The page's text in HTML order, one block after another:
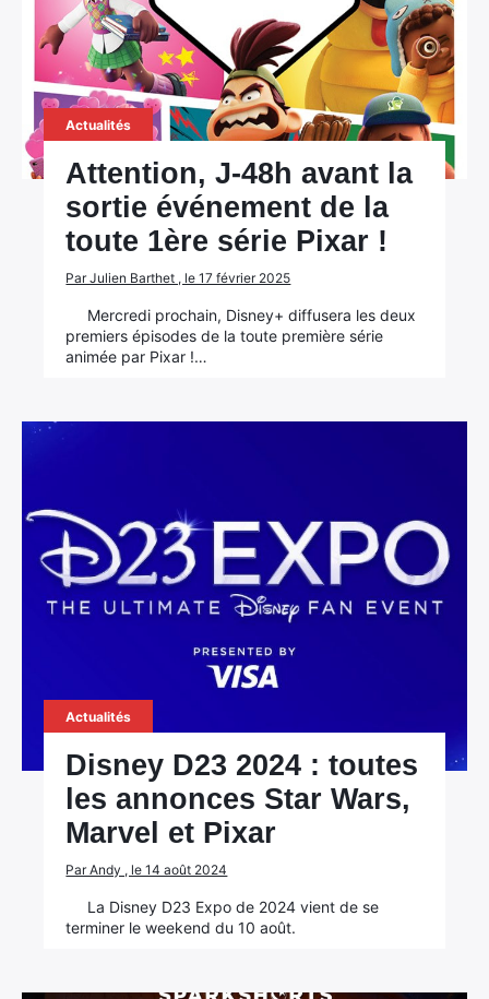
Actualités
Attention, J-48h avant la
sortie événement de la
toute 1ère série Pixar !
Par Julien Barthet , le 17 février 2025
Mercredi prochain, Disney+ diffusera les deux
premiers épisodes de la toute première série
animée par Pixar !…
Actualités
Disney D23 2024 : toutes
les annonces Star Wars,
Marvel et Pixar
Par Andy , le 14 août 2024
La Disney D23 Expo de 2024 vient de se
terminer le weekend du 10 août.